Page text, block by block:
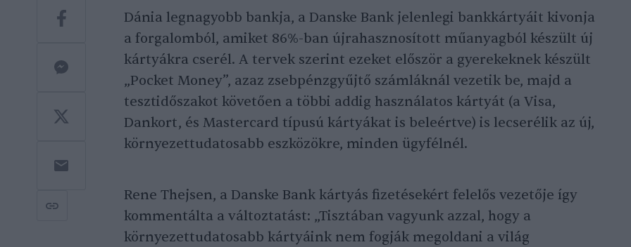
Dánia legnagyobb bankja, a Danske Bank jelenlegi bankkártyáit kivonja
a forgalomból, amiket 86%-ban újrahasznosított műanyagból készült új
kártyákra cserél. A tervek szerint ezeket először a gyerekeknek készült
„Pocket Money”, azaz zsebpénzgyűjtő számláknál vezetik be, majd a
tesztidőszakot követően a többi addig használatos kártyát (a Visa,
Dankort, és Mastercard típusú kártyákat is beleértve) is lecserélik az új,
környezettudatosabb eszközökre, minden ügyfélnél.
Rene Thejsen, a Danske Bank kártyás fizetésekért felelős vezetője így
kommentálta a változtatást: „Tisztában vagyunk azzal, hogy a
környezettudatosabb kártyáink nem fogják megoldani a világ